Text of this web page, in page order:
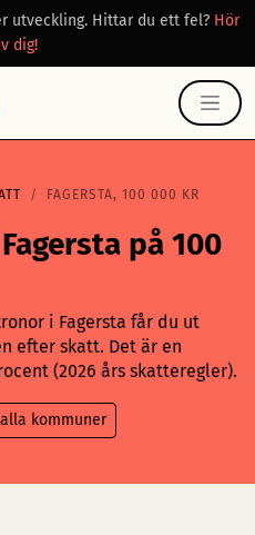
utveckling. Hittar du ett fel? Hör
dig!
FAGERSTA, 100 000 KR
på 100
i Fagersta får du ut
efter skatt. Det är en
(2026 års skatteregler).
kommuner